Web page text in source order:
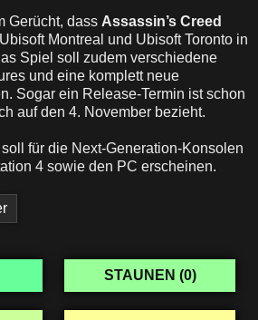
Gerücht, dass Assassin’s Creed
Montreal und Ubisoft Toronto in
Spiel soll zudem verschiedene
und eine komplett neue
Sogar ein Release-Termin ist schon
auf den 4. November bezieht.
soll für die Next-Generation-Konsolen
4 sowie den PC erscheinen.
STAUNEN (0)